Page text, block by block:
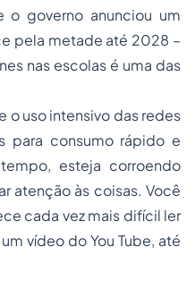
o governo anunciou um
pela metade até 2028 –
nas escolas é uma das
o uso intensivo das redes
para consumo rápido e
esteja corroendo
atenção às coisas. Você
cada vez mais difícil ler
vídeo do You Tube, até